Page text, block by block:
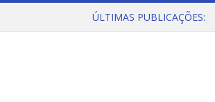
ÚLTIMAS PUBLICAÇÕES: